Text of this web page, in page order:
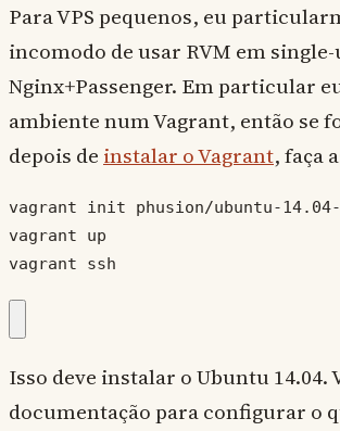
Para VPS pequenos, eu
incomodo de usar RVM em
Nginx+Passenger. Em particular
ambiente num Vagrant, então se
depois de instalar o Vagrant, faça
vagrant init phusion/ubuntu-14.04-
vagrant up
vagrant ssh
Isso deve instalar o Ubuntu 14.04.
documentação para configurar o